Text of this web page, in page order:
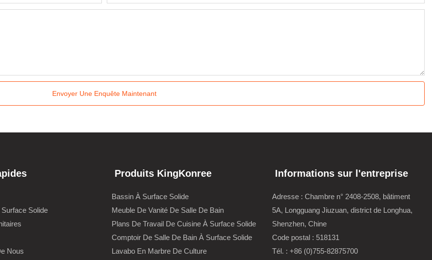
Envoyer Une Enquête Maintenant
Solide
Nous
Produits KingKonree
Bassin À Surface Solide
Meuble De Vanité De Salle De Bain
Plans De Travail De Cuisine À Surface Solide
Comptoir De Salle De Bain À Surface Solide
Lavabo En Marbre De Culture
Informations sur l'entreprise
Adresse : Chambre n° 2408-2508, bâtiment
5A, Longguang Jiuzuan, district de Longhua,
Shenzhen, Chine
Code postal : 518131
Tél. : +86 (0)755-82875700